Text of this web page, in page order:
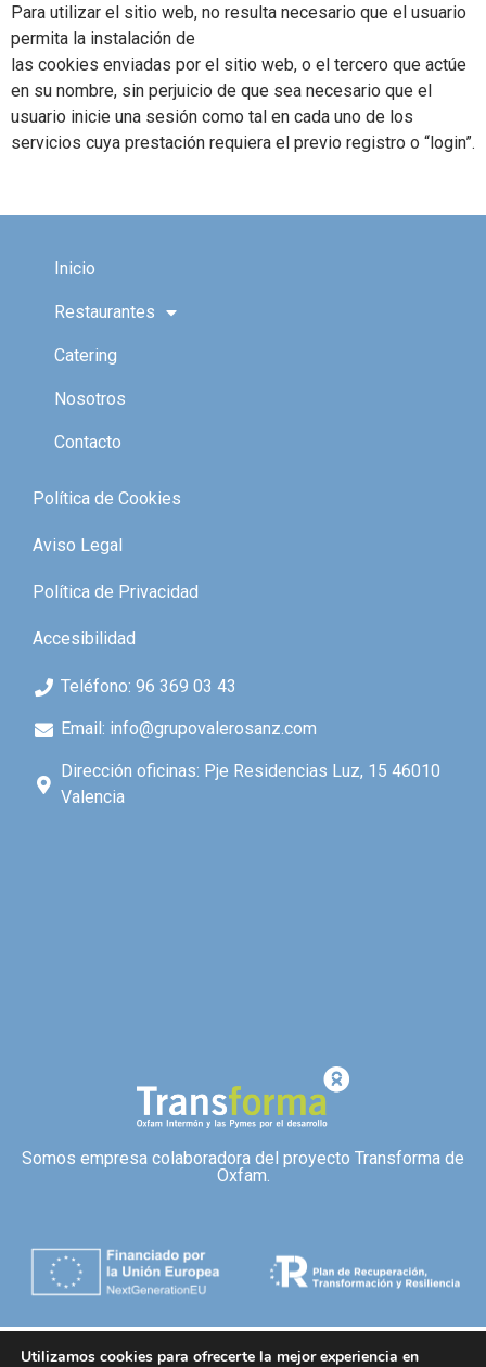
Para utilizar el sitio web, no resulta necesario que el usuario
permita la instalación de
las cookies enviadas por el sitio web, o el tercero que actúe
en su nombre, sin perjuicio de que sea necesario que el
usuario inicie una sesión como tal en cada uno de los
servicios cuya prestación requiera el previo registro o “login”.
Inicio
Restaurantes
Catering
Nosotros
Contacto
Política de Cookies
Aviso Legal
Política de Privacidad
Accesibilidad
Teléfono: 96 369 03 43
Email: info@grupovalerosanz.com
Dirección oficinas: Pje Residencias Luz, 15 46010
Valencia
Somos empresa colaboradora del proyecto Transforma de
Oxfam.
Utilizamos cookies para ofrecerte la mejor experiencia en